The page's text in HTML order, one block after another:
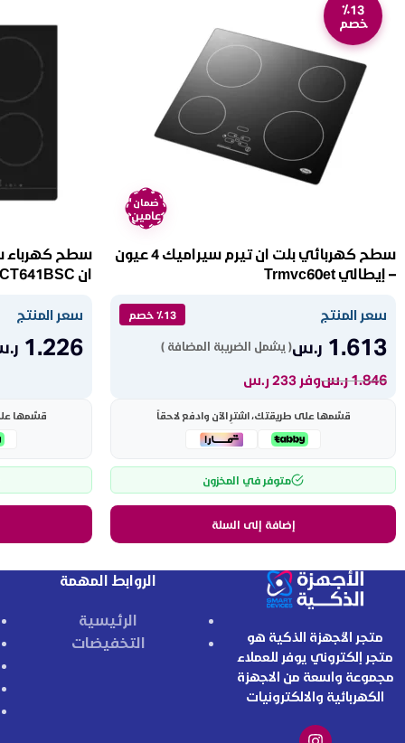
٪13
خصم
ضمان
عامين
سطح كهربائي بلت ان تيرم سيراميك 4 عيون
– إيطالي Trmvc60et
سعر المنتج ٪13 خصم
1.613 ر.س( يشمل الضريبة المضافة )
1.846ر.سوفر 233 ر.س
قسّمها على طريقتك، اشترِ الآن وادفع لاحقاً
متوفر في المخزون
إضافة إلى السلة
ان ECT641BSC
سعر المنتج
1.226
قسّمها
متجر الأجهزة الذكية هو
متجر إلكتروني يوفر للعملاء
مجموعة واسعة من الاجهزة
الكهربائية والالكترونيات
الروابط المهمة
الرئيسية
التخفيضات